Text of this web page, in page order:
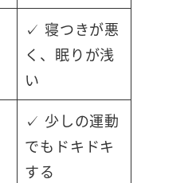
✓ 寝つきが悪
く、眠りが浅
い
✓ 少しの運動
でもドキドキ
する